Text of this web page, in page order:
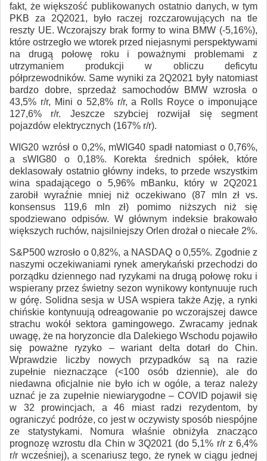
fakt, że większość publikowanych ostatnio danych, w tym
PKB za 2Q2021, było raczej rozczarowujących na tle
reszty UE. Wczorajszy brak formy to wina BMW (-5,16%),
które ostrzegło we wtorek przed niejasnymi perspektywami
na drugą połowę roku i poważnymi problemami z
utrzymaniem produkcji w obliczu deficytu
półprzewodników. Same wyniki za 2Q2021 były natomiast
bardzo dobre, sprzedaż samochodów BMW wzrosła o
43,5% r/r, Mini o 52,8% r/r, a Rolls Royce o imponujące
127,6% r/r. Jeszcze szybciej rozwijał się segment
pojazdów elektrycznych (167% r/r).
WIG20 wzrósł o 0,2%, mWIG40 spadł natomiast o 0,76%,
a sWIG80 o 0,18%. Korekta średnich spółek, które
deklasowały ostatnio główny indeks, to przede wszystkim
wina spadającego o 5,96% mBanku, który w 2Q2021
zarobił wyraźnie mniej niż oczekiwano (87 mln zł vs.
konsensus 119,6 mln zł) pomimo niższych niż się
spodziewano odpisów. W głównym indeksie brakowało
większych ruchów, najsilniejszy Orlen drożał o niecałe 2%.
S&P500 wzrosło o 0,82%, a NASDAQ o 0,55%. Zgodnie z
naszymi oczekiwaniami rynek amerykański przechodzi do
porządku dziennego nad ryzykami na drugą połowę roku i
wspierany przez świetny sezon wynikowy kontynuuje ruch
w górę. Solidna sesja w USA wspiera także Azję, a rynki
chińskie kontynuują odreagowanie po wczorajszej dawce
strachu wokół sektora gamingowego. Zwracamy jednak
uwagę, że na horyzoncie dla Dalekiego Wschodu pojawiło
się poważne ryzyko – wariant delta dotarł do Chin.
Wprawdzie liczby nowych przypadków są na razie
zupełnie nieznaczące (<100 osób dziennie), ale do
niedawna oficjalnie nie było ich w ogóle, a teraz należy
uznać je za zupełnie niewiarygodne – COVID pojawił się
w 32 prowincjach, a 46 miast radzi rezydentom, by
ograniczyć podróże, co jest w oczywisty sposób niespójne
ze statystykami. Nomura właśnie obniżyła znacząco
prognozę wzrostu dla Chin w 3Q2021 (do 5,1% r/r z 6,4%
r/r wcześniej), a scenariusz tego, że rynek w ciągu jednej